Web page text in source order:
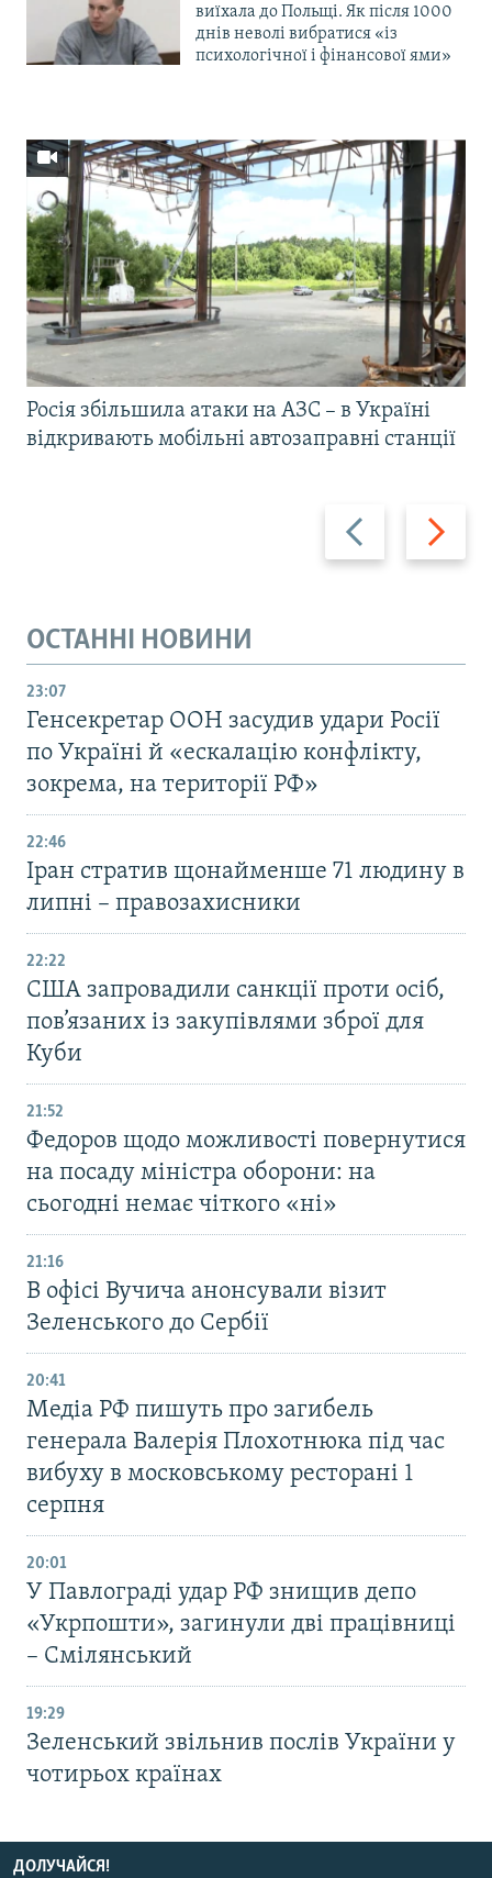
виїхала до Польщі. Як після 1000
днів неволі вибратися «із
психологічної і фінансової ями»
Назад Вперед
Росія збільшила атаки на АЗС – в Україні
відкривають мобільні автозаправні станції
ОСТАННІ НОВИНИ
23:07
Генсекретар ООН засудив удари Росії
по Україні й «ескалацію конфлікту,
зокрема, на території РФ»
22:46
Іран стратив щонайменше 71 людину в
липні – правозахисники
22:22
США запровадили санкції проти осіб,
пов’язаних із закупівлями зброї для
Куби
21:52
Федоров щодо можливості повернутися
на посаду міністра оборони: на
сьогодні немає чіткого «ні»
21:16
В офісі Вучича анонсували візит
Зеленського до Сербії
20:41
Медіа РФ пишуть про загибель
генерала Валерія Плохотнюка під час
вибуху в московському ресторані 1
серпня
20:01
У Павлограді удар РФ знищив депо
«Укрпошти», загинули дві працівниці
– Смілянський
19:29
Зеленський звільнив послів України у
чотирьох країнах
ДОЛУЧАЙСЯ!